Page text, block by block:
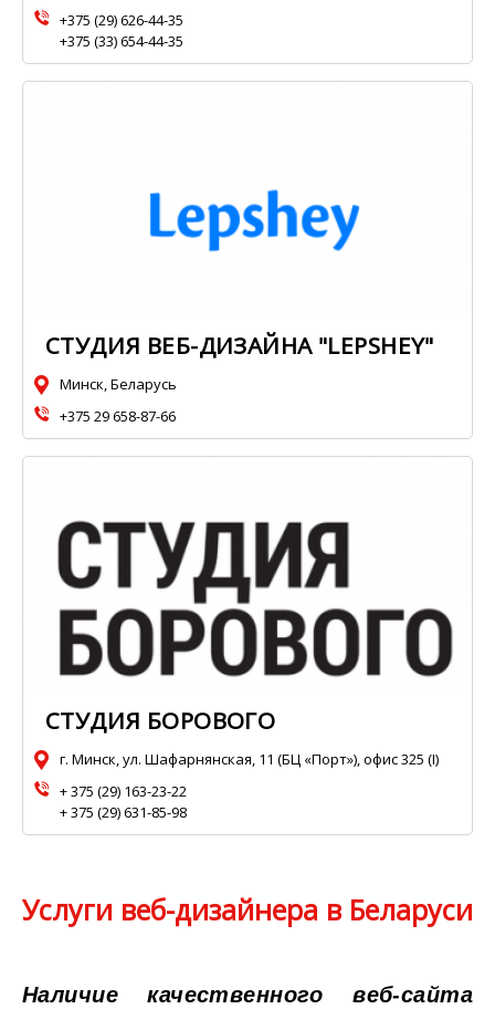
+375 (29) 626-44-35
+375 (33) 654-44-35
СТУДИЯ ВЕБ-ДИЗАЙНА "LEPSHEY"
Минск, Беларусь
+375 29 658-87-66
СТУДИЯ БОРОВОГО
г. Минск, ул. Шафарнянская, 11 (БЦ «Порт»), офис 325 (I)
+ 375 (29) 163-23-22
+ 375 (29) 631-85-98
Услуги веб-дизайнера в Беларуси
Наличие качественного веб-сайта